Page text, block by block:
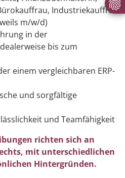
Industriekauffrau
m/w/d)
in der
bis zum
einem vergleichbaren ERP-
und sorgfältige
und Teamfähigkeit
richten sich an
mit unterschiedlichen
Hintergründen.